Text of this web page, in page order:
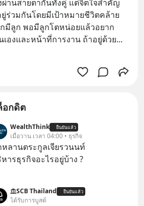
ผ่านสายตากันทั้งคู่ แต่จิตใจสำคัญ
ร่วมกันโดยมีเป้าหมายชีวิตคล้าย
มีลูก พอมีลูกโตหน่อยแล้วอยาก
องและหน้าที่การงาน ถ้าอยู่ด้วย...
อกดิต
WealthThink ยืนยันแล้ว
เมื่อวาน เวลา 04:00 • ธุรกิจ
หลานตระกูลเจียรวนนท์
ารธุรกิจอะไรอยู่บ้าง ?
SCB Thailand ยืนยันแล้ว
ได้รับการบูสต์